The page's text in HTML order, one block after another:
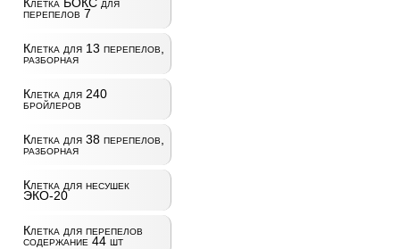
перепелов 7
Клетка для 13 перепелов,
разборная
Клетка для 240
бройлеров
Клетка для 38 перепелов,
разборная
Клетка для несушек
ЭКО-20
Клетка для перепелов
содержание 44 шт